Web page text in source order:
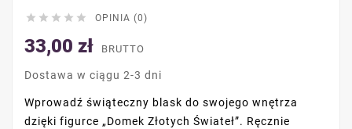
     OPINIA (0)
33,00 zł BRUTTO
Dostawa w ciągu 2-3 dni
Wprowadź świąteczny blask do swojego wnętrza
dzięki figurce „Domek Złotych Świateł”. Ręcznie